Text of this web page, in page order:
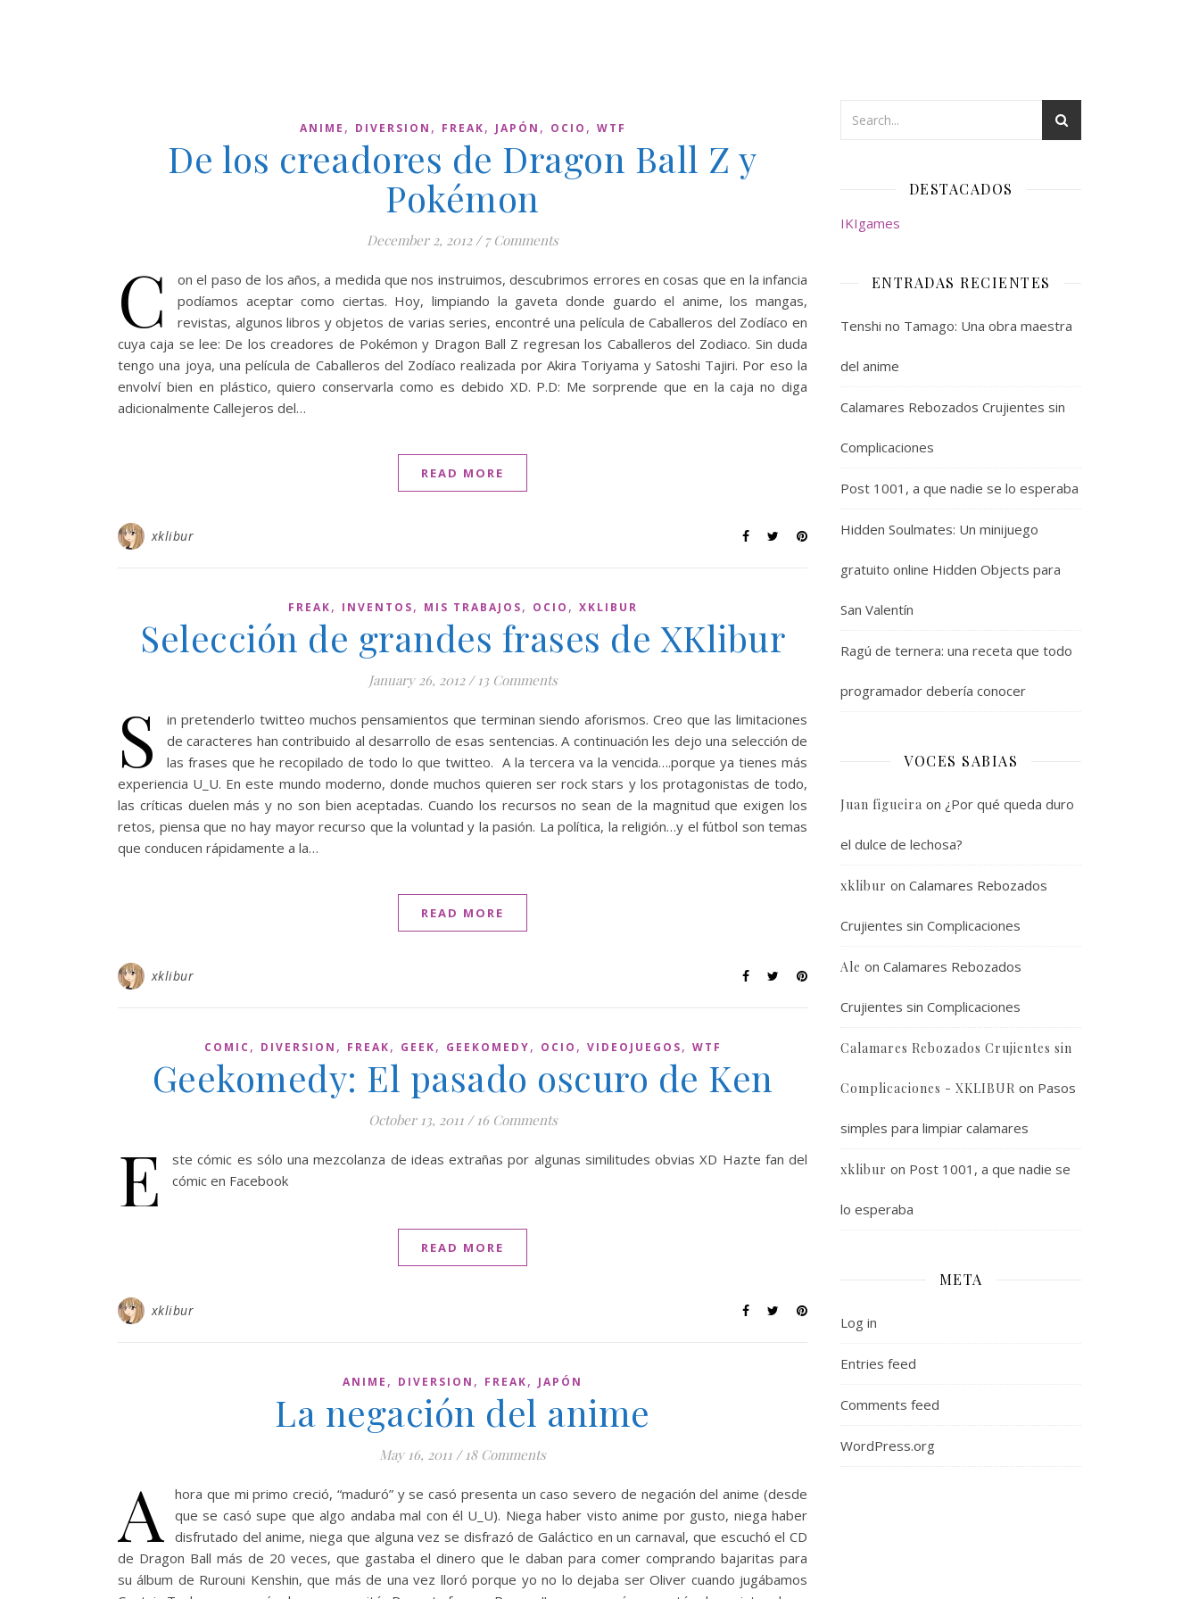
ANIME , DIVERSION , FREAK, JAPÓN , OCIO , WTF
De los creadores de Dragon Ball Z y
Pokémon
December 2, 2012 / 7 Comments
C
on el paso de los años, a medida que nos instruimos, descubrimos errores en cosas que en la infancia
podíamos aceptar como ciertas. Hoy, limpiando la gaveta donde guardo el anime, los mangas,
revistas, algunos libros y objetos de varias series, encontré una película de Caballeros del Zodíaco en
cuya caja se lee: De los creadores de Pokémon y Dragon Ball Z regresan los Caballeros del Zodiaco. Sin duda
tengo una joya, una película de Caballeros del Zodíaco realizada por Akira Toriyama y Satoshi Tajiri. Por eso la
envolví bien en plástico, quiero conservarla como es debido XD. P.D: Me sorprende que en la caja no diga
adicionalmente Callejeros del…
READ MORE
xklibur
FREAK, INVENTOS, MIS TRABAJOS, OCIO , XKLIBUR
Selección de grandes frases de XKlibur
January 26, 2012 / 13 Comments
S
in pretenderlo twitteo muchos pensamientos que terminan siendo aforismos. Creo que las limitaciones
de caracteres han contribuido al desarrollo de esas sentencias. A continuación les dejo una selección de
las frases que he recopilado de todo lo que twitteo. A la tercera va la vencida….porque ya tienes más
experiencia U_U. En este mundo moderno, donde muchos quieren ser rock stars y los protagonistas de todo,
las críticas duelen más y no son bien aceptadas. Cuando los recursos no sean de la magnitud que exigen los
retos, piensa que no hay mayor recurso que la voluntad y la pasión. La política, la religión…y el fútbol son temas
que conducen rápidamente a la…
READ MORE
xklibur
COMIC , DIVERSION , FREAK, GEEK, GEEKOMEDY, OCIO , VIDEOJUEGOS, WTF
Geekomedy: El pasado oscuro de Ken
October 13, 2011 / 16 Comments
E
ste cómic es sólo una mezcolanza de ideas extrañas por algunas similitudes obvias XD Hazte fan del
cómic en Facebook
READ MORE
xklibur
ANIME , DIVERSION , FREAK, JAPÓN
La negación del anime
May 16, 2011 / 18 Comments
A
hora que mi primo creció, “maduró” y se casó presenta un caso severo de negación del anime (desde
que se casó supe que algo andaba mal con él U_U). Niega haber visto anime por gusto, niega haber
disfrutado del anime, niega que alguna vez se disfrazó de Galáctico en un carnaval, que escuchó el CD
de Dragon Ball más de 20 veces, que gastaba el dinero que le daban para comer comprando bajaritas para
su álbum de Rurouni Kenshin, que más de una vez lloró porque yo no lo dejaba ser Oliver cuando jugábamos
DESTACADOS
IKIgames
ENTRADAS RECIENTES
Tenshi no Tamago: Una obra maestra
del anime
Calamares Rebozados Crujientes sin
Complicaciones
Post 1001, a que nadie se lo esperaba
Hidden Soulmates: Un minijuego
gratuito online Hidden Objects para
San Valentín
Ragú de ternera: una receta que todo
programador debería conocer
VOCES SABIAS
Juan figueira on ¿Por qué queda duro
el dulce de lechosa?
xklibur on Calamares Rebozados
Crujientes sin Complicaciones
Ale on Calamares Rebozados
Crujientes sin Complicaciones
Calamares Rebozados Crujientes sin
Complicaciones - XKLIBUR on Pasos
simples para limpiar calamares
xklibur on Post 1001, a que nadie se
lo esperaba
META
Log in
Entries feed
Comments feed
WordPress.org